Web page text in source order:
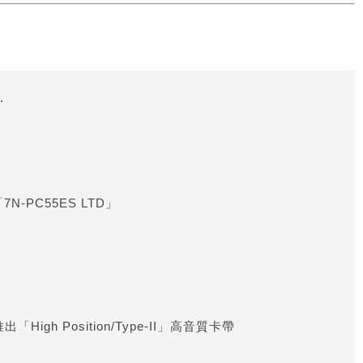
PC55ES LTD」
出「High Position/Type-II」高音質卡帶